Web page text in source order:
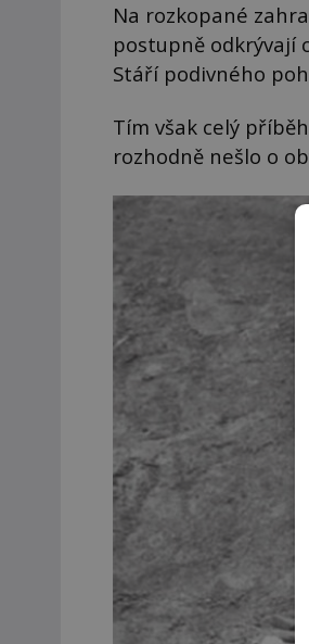
Na rozkopané
postupně odkrývají
Stáří podivného
Tím však celý
rozhodně nešlo o